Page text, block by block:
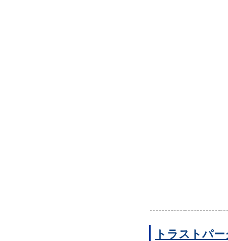
トラストパ